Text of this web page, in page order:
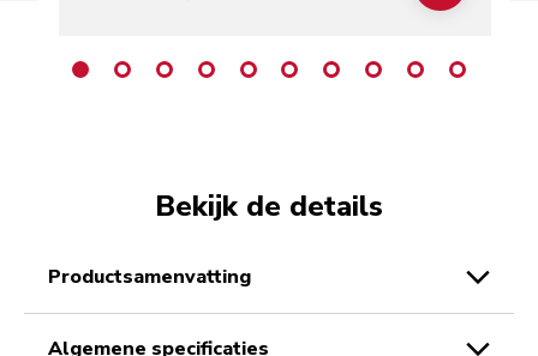
Bekijk de details
productsamenvatting
algemene specificaties